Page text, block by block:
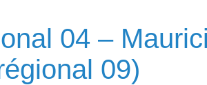
04 –
09)